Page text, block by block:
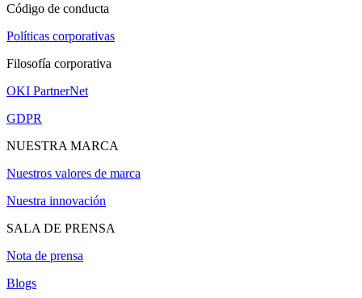
Código de conducta
Políticas corporativas
Filosofía corporativa
OKI PartnerNet
GDPR
NUESTRA MARCA
Nuestros valores de marca
Nuestra innovación
SALA DE PRENSA
Nota de prensa
Blogs